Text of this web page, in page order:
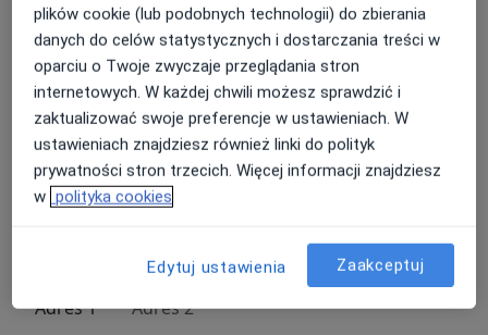
lek. dent. Małgorzata Chlebicka
Protetyk stomatologiczny, Stomatolog, Stomatolog dziecięcy
135 opinii
Adres 1 Adres 2
plików cookie (lub podobnych technologii) do zbierania
danych do celów statystycznych i dostarczania treści w
oparciu o Twoje zwyczaje przeglądania stron
internetowych. W każdej chwili możesz sprawdzić i
zaktualizować swoje preferencje w ustawieniach. W
ustawieniach znajdziesz również linki do polityk
prywatności stron trzecich. Więcej informacji znajdziesz
w polityka cookies
Edytuj ustawienia Zaakceptuj